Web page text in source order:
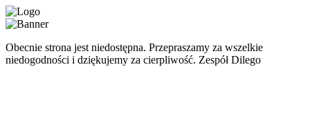
Obecnie strona jest niedostępna. Przepraszamy za wszelkie
niedogodności i dziękujemy za cierpliwość. Zespół Dilego